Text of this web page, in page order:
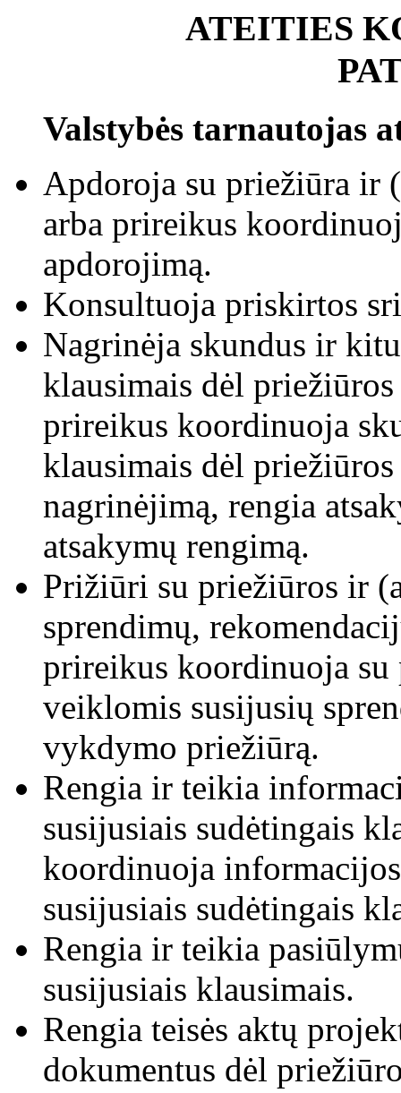
ATEITIES
Valstybės tarnautojas
Apdoroja su priežiūra ir
arba prireikus
apdorojimą.
Konsultuoja priskirtos
Nagrinėja skundus ir
klausimais dėl
prireikus koordinuoja
klausimais dėl
nagrinėjimą, rengia
atsakymų rengimą.
Prižiūri su priežiūros ir
sprendimų,
prireikus koordinuoja
veiklomis susijusių
vykdymo priežiūrą.
Rengia ir teikia
susijusiais sudėtingais
koordinuoja
susijusiais sudėtingais
Rengia ir teikia
susijusiais klausimais.
Rengia teisės aktų
dokumentus dėl